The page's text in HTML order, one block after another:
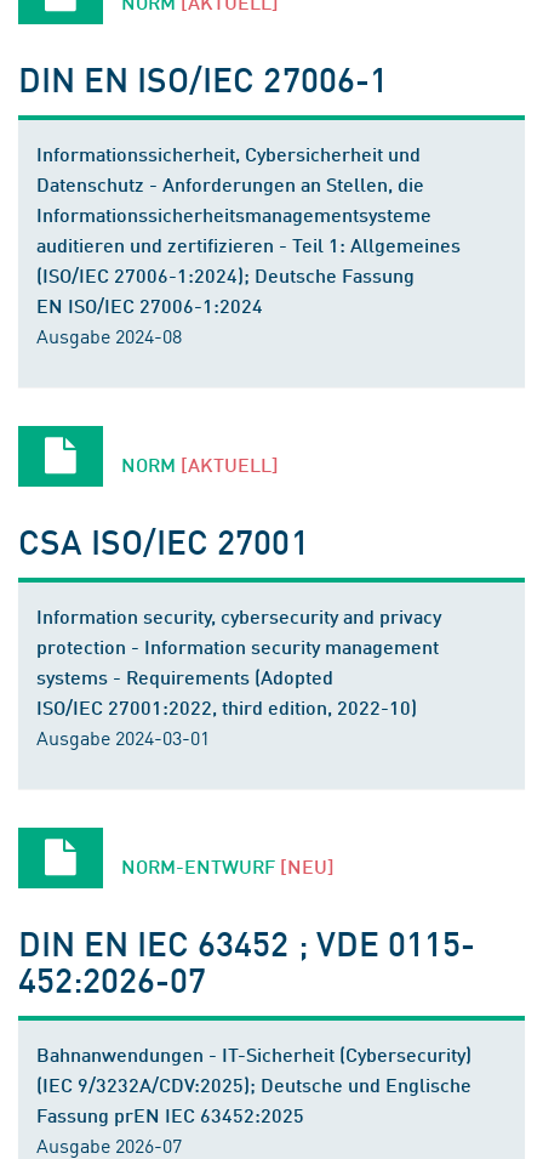
DIN EN ISO/IEC 27006-1
Informationssicherheit, Cybersicherheit und
Datenschutz - Anforderungen an Stellen, die
Informationssicherheitsmanagementsysteme
auditieren und zertifizieren - Teil 1: Allgemeines
(ISO/IEC 27006-1:2024); Deutsche Fassung
EN ISO/IEC 27006-1:2024
Ausgabe 2024-08
NORM [AKTUELL]
CSA ISO/IEC 27001
Information security, cybersecurity and privacy
protection - Information security management
systems - Requirements (Adopted
ISO/IEC 27001:2022, third edition, 2022-10)
Ausgabe 2024-03-01
NORM-ENTWURF [NEU]
DIN EN IEC 63452 ; VDE 0115-
452:2026-07
Bahnanwendungen - IT-Sicherheit (Cybersecurity)
(IEC 9/3232A/CDV:2025); Deutsche und Englische
Fassung prEN IEC 63452:2025
Ausgabe 2026-07